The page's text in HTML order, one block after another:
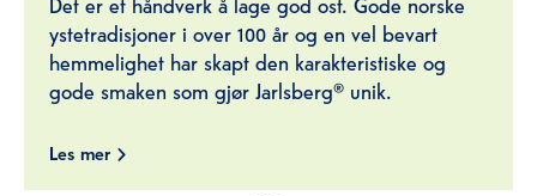
ystetradisjoner i over 100 år og en vel bevart
hemmelighet har skapt den karakteristiske og
gode smaken som gjør Jarlsberg® unik.
Les mer